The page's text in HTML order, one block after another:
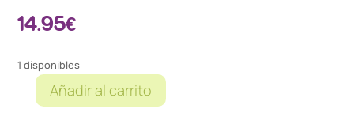
14.95€
1 disponibles
PALOMITERO
Añadir al carrito